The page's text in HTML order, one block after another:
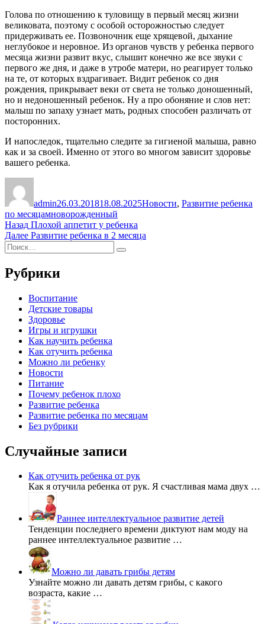
Голова по отношению к туловищу в первый месяц жизни
великовата, поэтому с особой осторожностью следует
придерживать ее. Позвоночник еще хрящевой, дыхание
неглубокое и неровное. Из органов чувств у ребенка первого
месяца жизни развит вкус, слышит конечно же все звуки с
первого же дня, и даже в утробе матери, но реагирует только
на те, от которых вздрагивает. Видит ребенок со дня
рождения, прикрывает веки от света не только доношенный,
но и недоношенный ребенок. Ну а про обоняние и слов нет:
малыш по запаху узнает мать, родных способен различать от
посторонних.
И напоследок, тщательно следите за гигиеной малыша, равно
как и за своей. Именно от этого во многом зависит здоровье
вашего ребенка.
admin26.03.201818.08.2025Новости, Развитие ребенка
по месяцамМетки
новорожденный
Навигация
по
записям
Назад Предыдущая
запись:
Плохой аппетит у ребенка
Далее Следующая
Развитие ребенка в 2 месяца
Искать:
Поиск
Рубрики
Воспитание
Детские товары
Здоровье
Игры и игрушки
Как научить ребенка
Как отучить ребенка
Можно ли ребенку
Новости
Питание
Почему ребенок плохо
Развитие ребенка
Развитие ребенка по месяцам
Без рубрики
Случайные записи
Как отучить ребенка от рук
Как я отучила ребенка от рук. Я счастливая мама двух …
Раннее интеллектуальное развитие детей
Тенденции последнего времени диктуют нам моду на
раннее интеллектуальное развитие …
Можно ли давать грибы детям
Узнайте можно ли давать детям грибы, с какого
возраста, какие …